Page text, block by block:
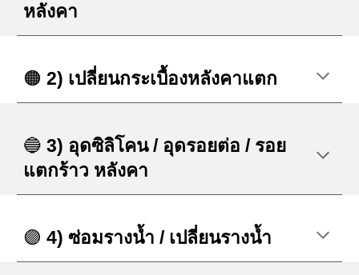
หลังคา
🟠2) เปลี่ยนกระเบื้องหลังคาแตก
🔵3) อุดซิลิโคน / อุดรอยต่อ / รอย
แตกร้าว หลังคา
🟣4) ซ่อมรางน้ำ / เปลี่ยนรางน้ำ